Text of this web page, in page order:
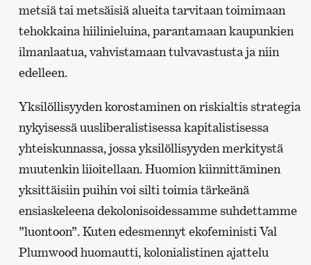
metsiä tai metsäisiä alueita tarvitaan toimimaan
tehokkaina hiilinieluina, parantamaan kaupunkien
ilmanlaatua, vahvistamaan tulvavastusta ja niin
edelleen.
Yksilöllisyyden korostaminen on riskialtis strategia
nykyisessä uusliberalistisessa kapitalistisessa
yhteiskunnassa, jossa yksilöllisyyden merkitystä
muutenkin liioitellaan. Huomion kiinnittäminen
yksittäisiin puihin voi silti toimia tärkeänä
ensiaskeleena dekolonisoidessamme suhdettamme
”luontoon”. Kuten edesmennyt ekofeministi Val
Plumwood huomautti, kolonialistinen ajattelu